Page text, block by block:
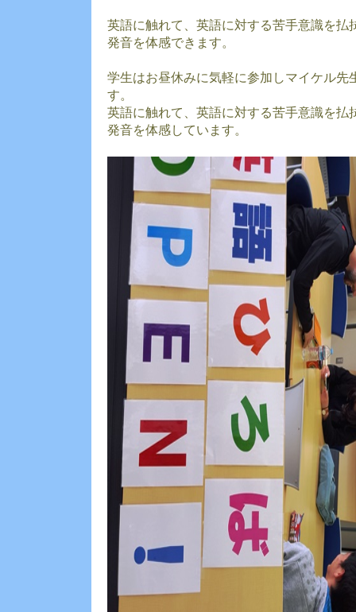
英語に触れて、英語に対する苦手意識を払
発音を体感できます。
学生はお昼休みに気軽に参加しマイケル先
す。
英語に触れて、英語に対する苦手意識を払
発音を体感しています。